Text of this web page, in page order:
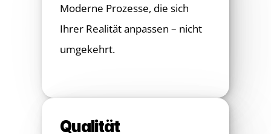
Moderne Prozesse, die sich
Ihrer Realität anpassen – nicht
umgekehrt.
Qualität